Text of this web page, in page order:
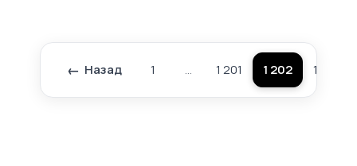
Пагинация
записей
Назад 1 … 1 201 1 202 1 203